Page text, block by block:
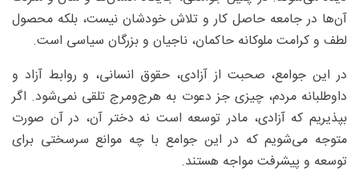
آن‌ها در جامعه حاصل کار و تلاش خودشان نیست، بلکه محصول
لطف و کرامت ملوکانه حاکمان، ناجیان و بزرگان سیاسی است.
در این جوامع، صحبت از آزادی، حقوق انسانی، و روابط آزاد و
داوطلبانه مردم، چیزی جز دعوت به هرج‌ومرج تلقی نمی‌شود. اگر
بپذیریم که آزادی، مادر توسعه است نه دختر آن، در آن صورت
متوجه می‌شویم که در این جوامع با چه موانع سرسختی برای
توسعه و پیشرفت مواجه هستند.